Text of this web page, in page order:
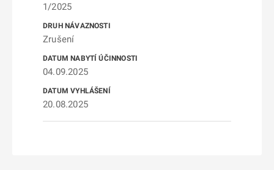
1/2025
Zrušení
04.09.2025
20.08.2025